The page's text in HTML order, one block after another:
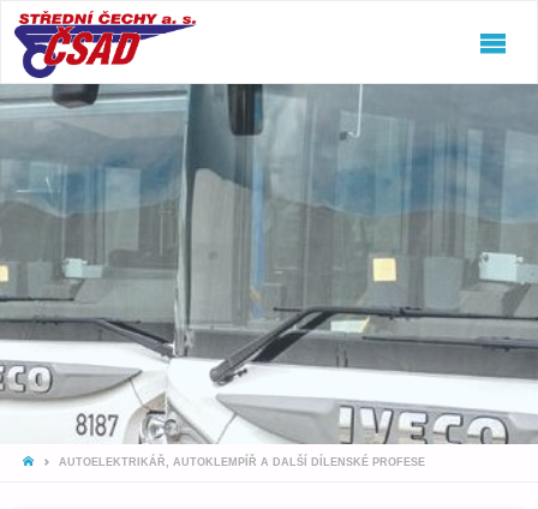
Jeďte
HOMEAUTOELEKTRIKÁŘ, AUTOKLEMPÍŘ A DALŠÍ DÍLENSKÉ PROFESE